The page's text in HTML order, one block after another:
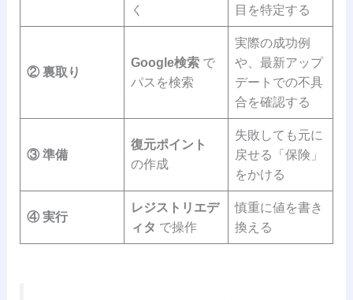
く
目を特定する
② 裏取り
Google検索で
パスを検索
実際の成功例
や、最新アップ
デートでの不具
合を確認する
③ 準備
復元ポイント
の作成
失敗しても元に
戻せる「保険」
をかける
④ 実行
レジストリエデ
ィタ で操作
慎重に値を書き
換える